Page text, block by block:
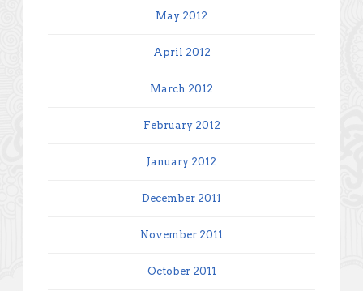
May 2012
April 2012
March 2012
February 2012
January 2012
December 2011
November 2011
October 2011